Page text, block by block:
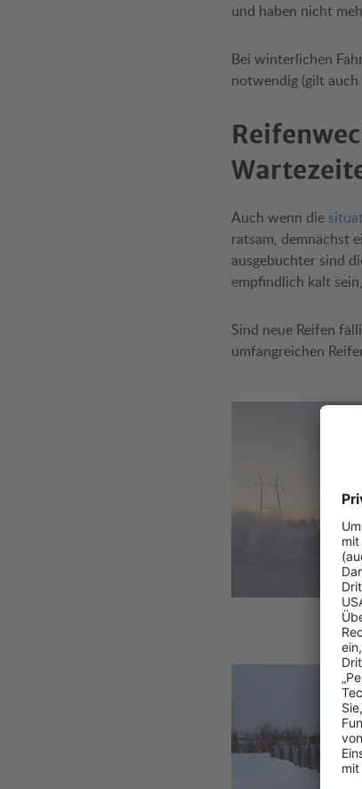
und haben nicht
Bei winterlichen
notwendig (gilt
Auch wenn die
ratsam, demnächst
ausgebuchter sind
empfindlich kalt
Sind neue Reifen
umfangreichen